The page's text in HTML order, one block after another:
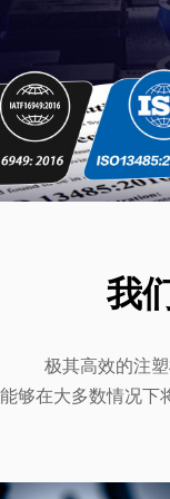
我
极其高效的注
够在大多数情况下